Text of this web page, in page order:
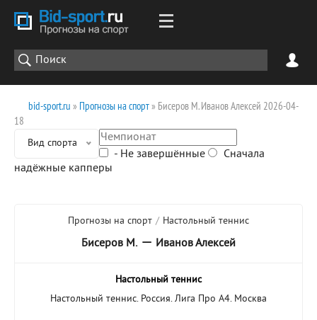
bid-sport.ru » Прогнозы на спорт» Бисеров М. Иванов Алексей 2026-04-
18
Вид спорта
- Не завершённые
Сначала
надёжные капперы
Прогнозы на спорт / Настольный теннис
Бисеров М. — Иванов Алексей
Настольный теннис
Настольный теннис. Россия. Лига Про А4. Москва